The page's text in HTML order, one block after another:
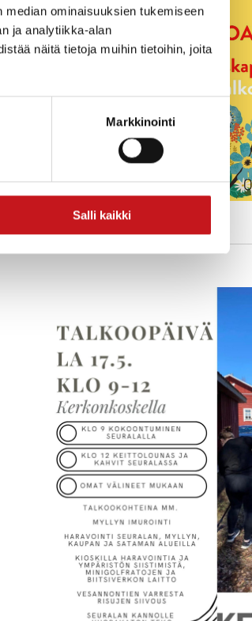
ominaisuuksien tukemiseen
ja analytiikka-alan
näitä tietoja muihin tietoihin, joita
Markkinointi
Salli kaikki